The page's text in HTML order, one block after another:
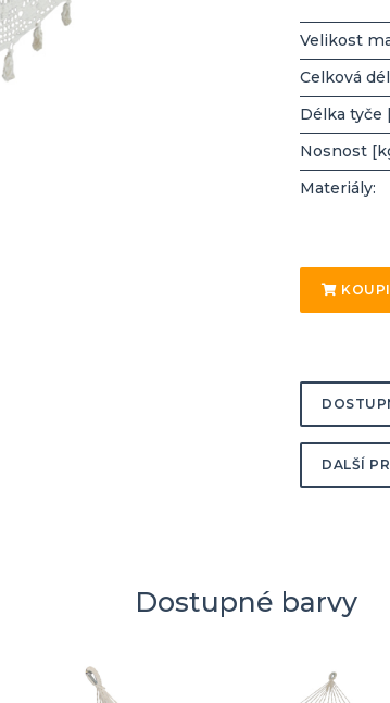
Velikost
Celková
Délka tyče
Nosnost
Materiály:
DALŠÍ
Dostupné barvy